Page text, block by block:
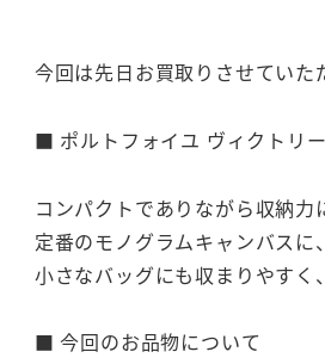
今回は先日お買取りさせてい
■ ポルトフォイユ ヴィクトリ
コンパクトでありながら収納力
定番のモノグラムキャンバス
小さなバッグにも収まりやすく
■ 今回のお品物について